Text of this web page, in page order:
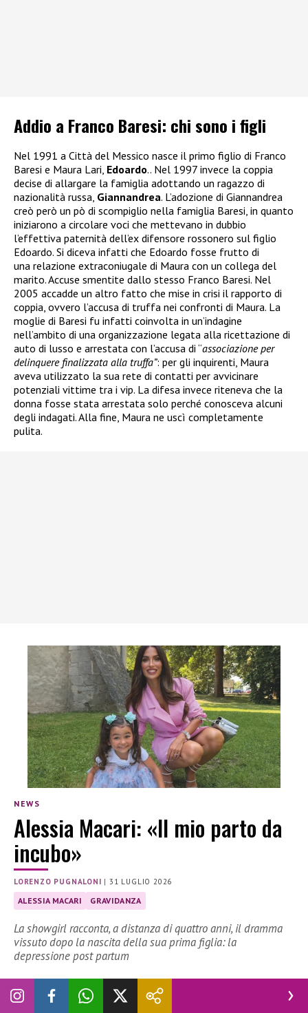
Addio a Franco Baresi: chi sono i figli
Nel 1991 a Città del Messico nasce il primo figlio di Franco
Baresi e Maura Lari, Edoardo.. Nel 1997 invece la coppia
decise di allargare la famiglia adottando un ragazzo di
nazionalità russa, Giannandrea. L’adozione di Giannandrea
creò però un pò di scompiglio nella famiglia Baresi, in quanto
iniziarono a circolare voci che mettevano in dubbio
l’effettiva paternità dell’ex difensore rossonero sul figlio
Edoardo. Si diceva infatti che Edoardo fosse frutto di
una relazione extraconiugale di Maura con un collega del
marito. Accuse smentite dallo stesso Franco Baresi. Nel
2005 accadde un altro fatto che mise in crisi il rapporto di
coppia, ovvero l’accusa di truffa nei confronti di Maura. La
moglie di Baresi fu infatti coinvolta in un’indagine
nell’ambito di una organizzazione legata alla ricettazione di
auto di lusso e arrestata con l’accusa di “associazione per
delinquere finalizzata alla truffa”: per gli inquirenti, Maura
aveva utilizzato la sua rete di contatti per avvicinare
potenziali vittime tra i vip. La difesa invece riteneva che la
donna fosse stata arrestata solo perché conosceva alcuni
degli indagati. Alla fine, Maura ne uscì completamente
pulita.
NEWS
Alessia Macari: «Il mio parto da
incubo»
LORENZO PUGNALONI |31 LUGLIO 2026
ALESSIA MACARI GRAVIDANZA
La showgirl racconta, a distanza di quattro anni, il dramma
vissuto dopo la nascita della sua prima figlia: la
depressione post partum
Alessia Macariracconta, a quattro anni di distanza, il
dramma vissuto dopo aver dato alla luce la sua prima figlia,